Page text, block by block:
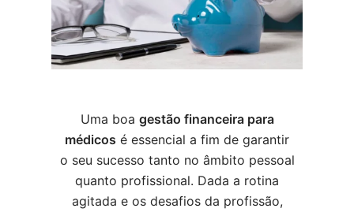
Uma boa gestão financeira para
médicos é essencial a fim de garantir
o seu sucesso tanto no âmbito pessoal
quanto profissional. Dada a rotina
agitada e os desafios da profissão,